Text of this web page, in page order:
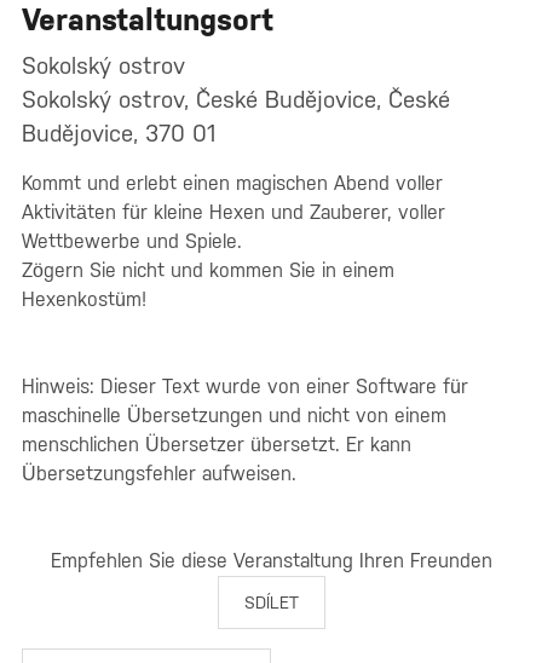
Veranstaltungsort
Sokolský ostrov
Sokolský ostrov, České Budějovice, České
Budějovice, 370 01
Kommt und erlebt einen magischen Abend voller
Aktivitäten für kleine Hexen und Zauberer, voller
Wettbewerbe und Spiele.
Zögern Sie nicht und kommen Sie in einem
Hexenkostüm!
Hinweis: Dieser Text wurde von einer Software für
maschinelle Übersetzungen und nicht von einem
menschlichen Übersetzer übersetzt. Er kann
Übersetzungsfehler aufweisen.
Empfehlen Sie diese Veranstaltung Ihren Freunden
SDÍLET